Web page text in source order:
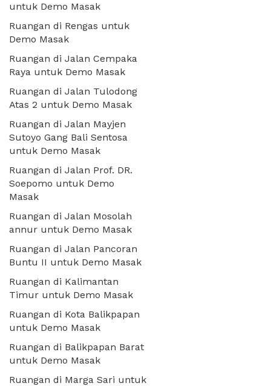
untuk Demo Masak
Ruangan di Rengas untuk
Demo Masak
Ruangan di Jalan Cempaka
Raya untuk Demo Masak
Ruangan di Jalan Tulodong
Atas 2 untuk Demo Masak
Ruangan di Jalan Mayjen
Sutoyo Gang Bali Sentosa
untuk Demo Masak
Ruangan di Jalan Prof. DR.
Soepomo untuk Demo
Masak
Ruangan di Jalan Mosolah
annur untuk Demo Masak
Ruangan di Jalan Pancoran
Buntu II untuk Demo Masak
Ruangan di Kalimantan
Timur untuk Demo Masak
Ruangan di Kota Balikpapan
untuk Demo Masak
Ruangan di Balikpapan Barat
untuk Demo Masak
Ruangan di Marga Sari untuk